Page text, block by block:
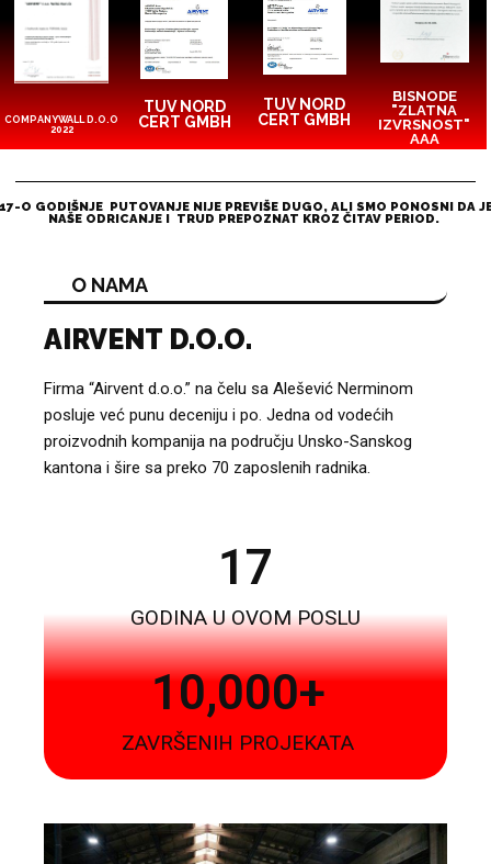
COMPANYWALL D.O.O
2022
TUV NORD
CERT GMBH
TUV NORD
CERT GMBH
BISNODE
"ZLATNA
IZVRSNOST"
AAA
O GODIŠNJE PUTOVANJE NIJE PREVIŠE DUGO, ALI SMO PONOSNI DA
NAŠE ODRICANJE I TRUD PREPOZNAT KROZ ČITAV PERIOD.
O NAMA
AIRVENT D.O.O.
Firma “Airvent d.o.o.” na čelu sa Alešević Nerminom
posluje već punu deceniju i po. Jedna od vodećih
proizvodnih kompanija na području Unsko-Sanskog
kantona i šire sa preko 70 zaposlenih radnika.
GODINA U OVOM POSLU
17
ZAVRŠENIH PROJEKATA
10,000+